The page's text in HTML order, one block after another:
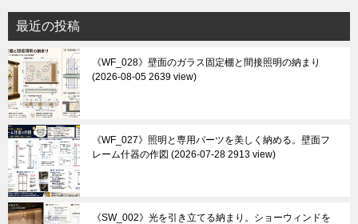
最近の投稿
《WF_028》壁面のガラス固定棚と間接照明の納まり
2026-08-05 2639 view
《WF_027》照明と専用パーツを美しく納める。壁面フ
レーム什器の作図 2026-07-28 2913 view
《SW_002》光を引き立てる納まり。ショーウィンドを